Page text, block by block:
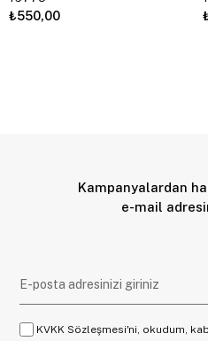
₺550,00
Kampanyalardan
e-mail
KVKK Sözleşmesi'ni, okudum,